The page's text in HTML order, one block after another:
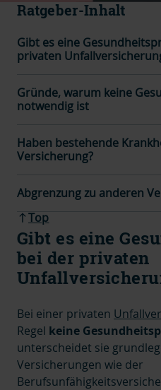
Ratgeber-Inhalt
Gibt es eine
privaten
Gründe, warum keine
notwendig ist
Haben bestehende
Versicherung?
Abgrenzung zu anderen
Top
Gibt es eine
bei der privaten
Bei einer privaten
Regel keine
unterscheidet sie
Versicherungen wie der